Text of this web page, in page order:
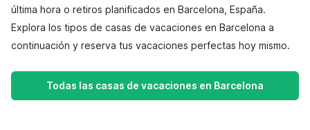
última hora o retiros planificados en Barcelona, España.
Explora los tipos de casas de vacaciones en Barcelona a
continuación y reserva tus vacaciones perfectas hoy mismo.
Todas las casas de vacaciones en Barcelona